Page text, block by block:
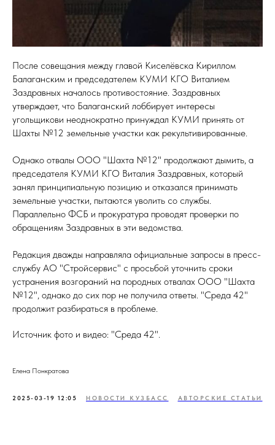
После совещания между главой Киселёвска Кириллом
Балаганским и председателем КУМИ КГО Виталием
Заздравных началось противостояние. Заздравных
утверждает, что Балаганский лоббирует интересы
угольщикови неоднократно принуждал КУМИ принять от
Шахты №12 земельные участки как рекультивированные.
Однако отвалы ООО "Шахта №12" продолжают дымить, а
председателя КУМИ КГО Виталия Заздравных, который
занял принципиальную позицию и отказался принимать
земельные участки, пытаются уволить со службы.
Параллельно ФСБ и прокуратура проводят проверки по
обращениям Заздравных в эти ведомства.
Редакция дважды направляла официальные запросы в пресс-
службу АО "Стройсервис" с просьбой уточнить сроки
устранения возгораний на породных отвалах ООО "Шахта
№12", однако до сих пор не получила ответы. "Среда 42"
продолжит разбираться в проблеме.
Источник фото и видео: "Среда 42".
Елена Понкратова
2025-03-19 12:05 НОВОСТИ КУЗБАСС АВТОРСКИЕ СТАТЬИ